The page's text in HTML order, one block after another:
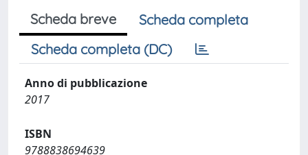
Scheda breve
Scheda completa
Scheda completa (DC)
Anno di pubblicazione
2017
ISBN
9788838694639